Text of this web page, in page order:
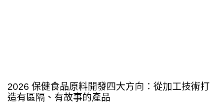
1 週 ago Blog
2026 保健食品原料開發四大方向：從加工技術打
造有區隔、有故事的產品